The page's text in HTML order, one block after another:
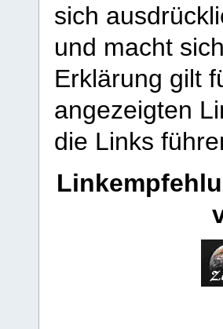
sich
und macht
Erklärung gilt
angezeigten
die Links